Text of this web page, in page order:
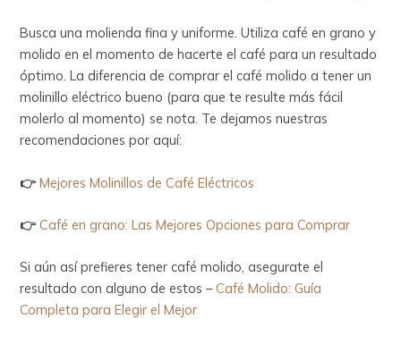
Busca una molienda fina y uniforme. Utiliza café en grano y
molido en el momento de hacerte el café para un resultado
óptimo. La diferencia de comprar el café molido a tener un
molinillo eléctrico bueno (para que te resulte más fácil
molerlo al momento) se nota. Te dejamos nuestras
recomendaciones por aquí:
👉 Mejores Molinillos de Café Eléctricos
👉 Café en grano: Las Mejores Opciones para Comprar
Si aún así prefieres tener café molido, asegurate el
resultado con alguno de estos –Café Molido: Guía
Completa para Elegir el Mejor